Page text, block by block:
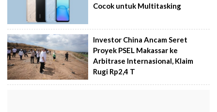
Cocok untuk Multitasking
Investor China Ancam Seret
Proyek PSEL Makassar ke
Arbitrase Internasional, Klaim
Rugi Rp2,4 T